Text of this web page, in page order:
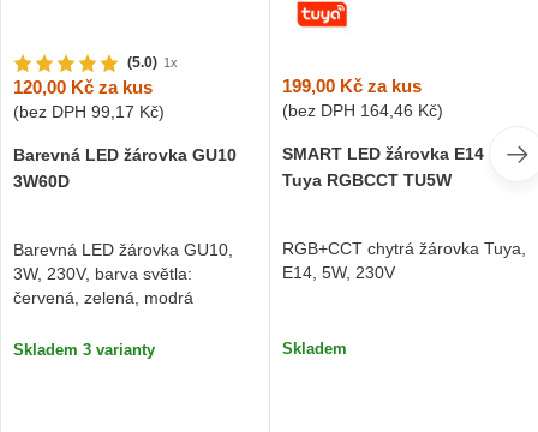
(5.0) 1x
120,00 Kč za kus
(bez DPH 99,17 Kč)
Barevná LED žárovka GU10
3W60D
Barevná LED žárovka GU10,
3W, 230V, barva světla:
červená, zelená, modrá
Skladem 3 varianty
199,00 Kč za kus
(bez DPH 164,46 Kč)
SMART LED žárovka E14
Tuya RGBCCT TU5W
RGB+CCT chytrá žárovka Tuya,
E14, 5W, 230V
Skladem